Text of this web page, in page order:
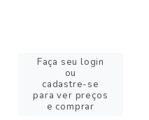
Faça seu login
ou
cadastre-se
para ver preços
e comprar